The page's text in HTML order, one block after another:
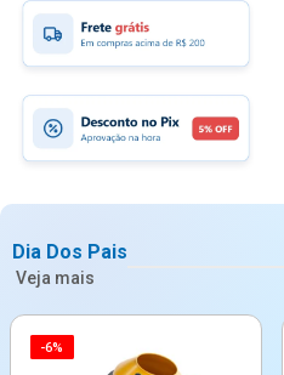
Dia Dos Pais
Veja mais
-6%